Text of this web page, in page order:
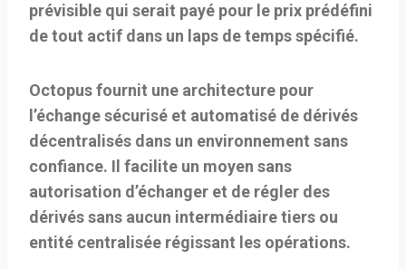
prévisible qui serait payé pour le prix prédéfini
de tout actif dans un laps de temps spécifié.
Octopus fournit une architecture pour
l’échange sécurisé et automatisé de dérivés
décentralisés dans un environnement sans
confiance. Il facilite un moyen sans
autorisation d’échanger et de régler des
dérivés sans aucun intermédiaire tiers ou
entité centralisée régissant les opérations.